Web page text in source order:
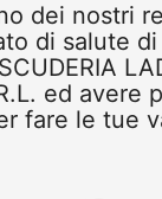
dei nostri
di salute di
ed avere
fare le tue